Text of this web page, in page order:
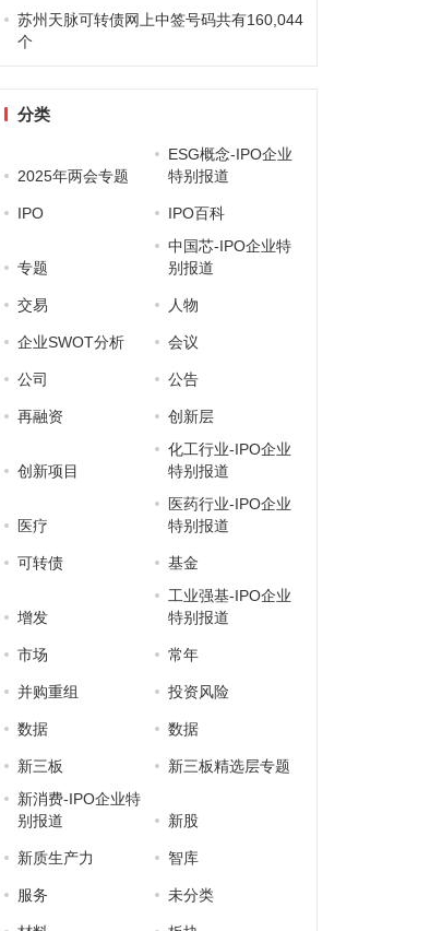
苏州天脉可转债网上中签号码共有160,044
个
分类
2025年两会专题
ESG概念-IPO企业
特别报道
IPO IPO百科
专题
中国芯-IPO企业特
别报道
交易 人物
企业SWOT分析 会议
公司 公告
再融资 创新层
创新项目
化工行业-IPO企业
特别报道
医疗
医药行业-IPO企业
特别报道
可转债 基金
增发
工业强基-IPO企业
特别报道
市场 常年
并购重组 投资风险
数据 数据
新三板
新三板精选层专题
新消费-IPO企业特
别报道
新股
新质生产力 智库
服务 未分类